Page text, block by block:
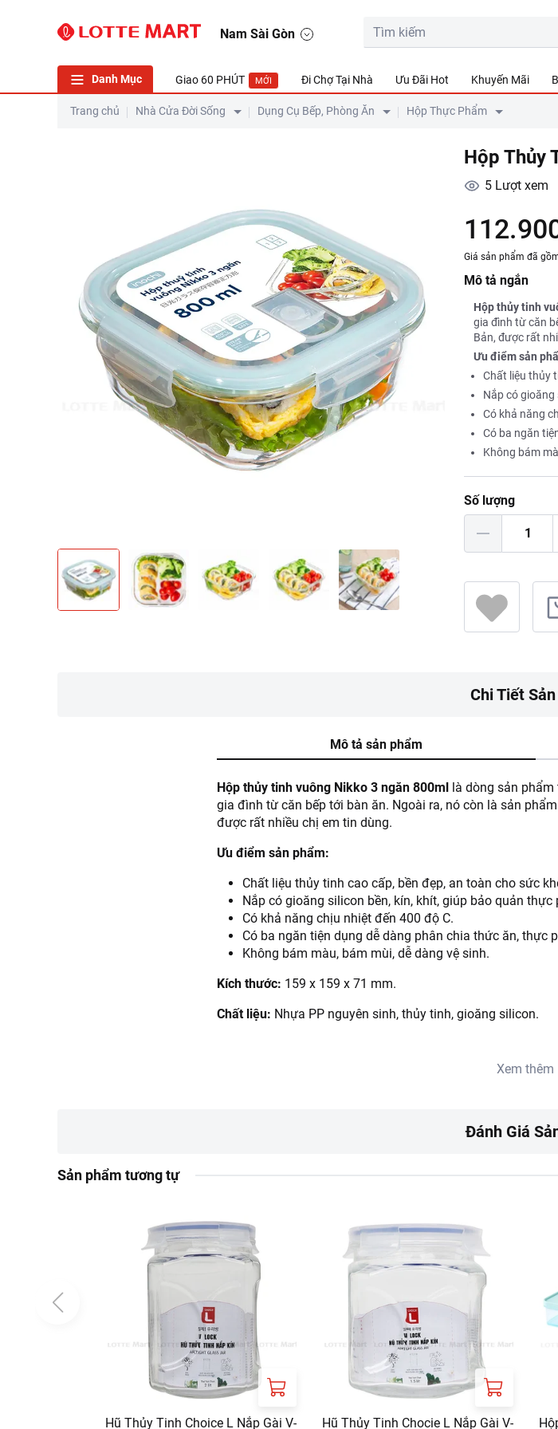
Nam Sài Gòn
Danh Mục Giao 60 PHÚT MỚI Đi Chợ Tại Nhà Ưu Đãi Hot Khuyến Mãi
Trang chủ Nhà Cửa Đời Sống Dụng Cụ Bếp, Phòng Ăn Hộp Thực Phẩm
Hộp Thủy
5 Lượt xem
Giá sản phẩm đã
Mô tả ngắn
Hộp thủy tinh
gia đình từ căn
Bản, được rất
Ưu điểm sản
Chất liệu thủy
Nắp có
Có khả năng
Có ba ngăn
Không bám
Số lượng
Chi Tiết
Mô tả sản phẩm
Hộp thủy tinh vuông Nikko 3 ngăn 800ml là dòng sản
gia đình từ căn bếp tới bàn ăn. Ngoài ra, nó còn là sản
được rất nhiều chị em tin dùng.
Ưu điểm sản phẩm:
Chất liệu thủy tinh cao cấp, bền đẹp, an toàn cho sức
Nắp có gioăng silicon bền, kín, khít, giúp bảo quản
Có khả năng chịu nhiệt đến 400 độ C.
Có ba ngăn tiện dụng dễ dàng phân chia thức ăn, thực
Không bám màu, bám mùi, dễ dàng vệ sinh.
Kích thước: 159 x 159 x 71 mm.
Chất liệu: Nhựa PP nguyên sinh, thủy tinh, gioăng silicon.
Thích hợp mang đi làm, đi học hoặc đi picnic.
Thông tin từ LOTTE MART:
Đơn giá sản phẩm chưa gồm phí giao hàng tùy theo
chính sách tại:
https://www.lottemart.vn/vi-nsg/faq/39
Chính sách bảo hành sản phẩm tại:
https://
Xem thêm
Đánh Giá
Sản phẩm tương tự
Hũ Thủy Tinh Choice L Nắp Gài V-
Hũ Thủy Tinh Chocie L Nắp Gài V-